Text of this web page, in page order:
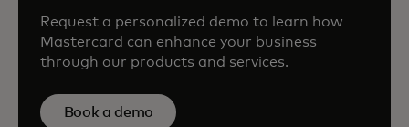
Request a personalized demo to learn how
Mastercard can enhance your business
through our products and services.
Book a demo